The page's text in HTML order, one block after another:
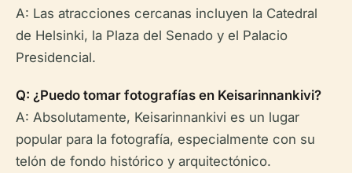
A: Las atracciones cercanas incluyen la Catedral
de Helsinki, la Plaza del Senado y el Palacio
Presidencial.
Q: ¿Puedo tomar fotografías en Keisarinnankivi?
A: Absolutamente, Keisarinnankivi es un lugar
popular para la fotografía, especialmente con su
telón de fondo histórico y arquitectónico.